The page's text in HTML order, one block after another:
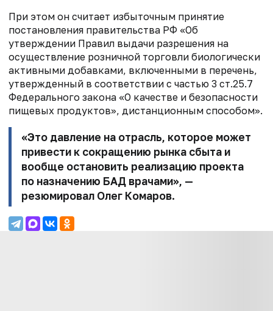
При этом он считает избыточным принятие
постановления правительства РФ «Об
утверждении Правил выдачи разрешения на
осуществление розничной торговли биологически
активными добавками, включенными в перечень,
утвержденный в соответствии с частью 3 ст.25.7
Федерального закона «О качестве и безопасности
пищевых продуктов», дистанционным способом».
«Это давление на отрасль, которое может
привести к сокращению рынка сбыта и
вообще остановить реализацию проекта
по назначению БАД врачами», —
резюмировал Олег Комаров.